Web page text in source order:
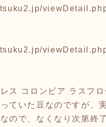
ス コロンビア ラスフロ
ていた豆なのですが、
ので、なくなり次第終